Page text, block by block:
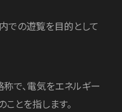
での遊覧を目的として
で、電気をエネルギー
とを指します。